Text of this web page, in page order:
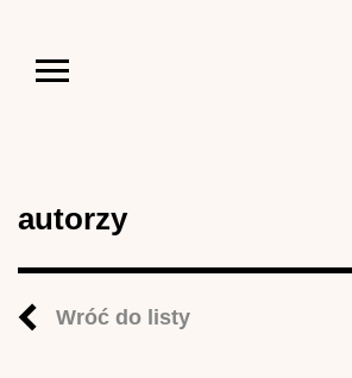
autorzy
Wróć do listy